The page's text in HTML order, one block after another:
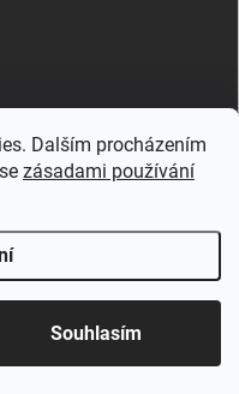
Dalším procházením
zásadami používání
Souhlasím
vyhrazena.Upravit nastavení